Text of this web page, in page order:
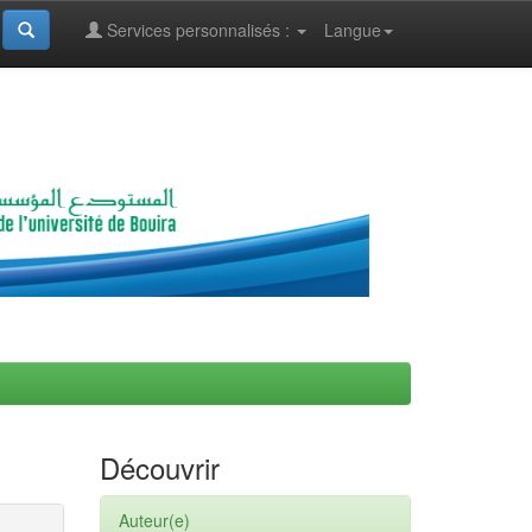
Langue
Services personnalisés :
Découvrir
Auteur(e)